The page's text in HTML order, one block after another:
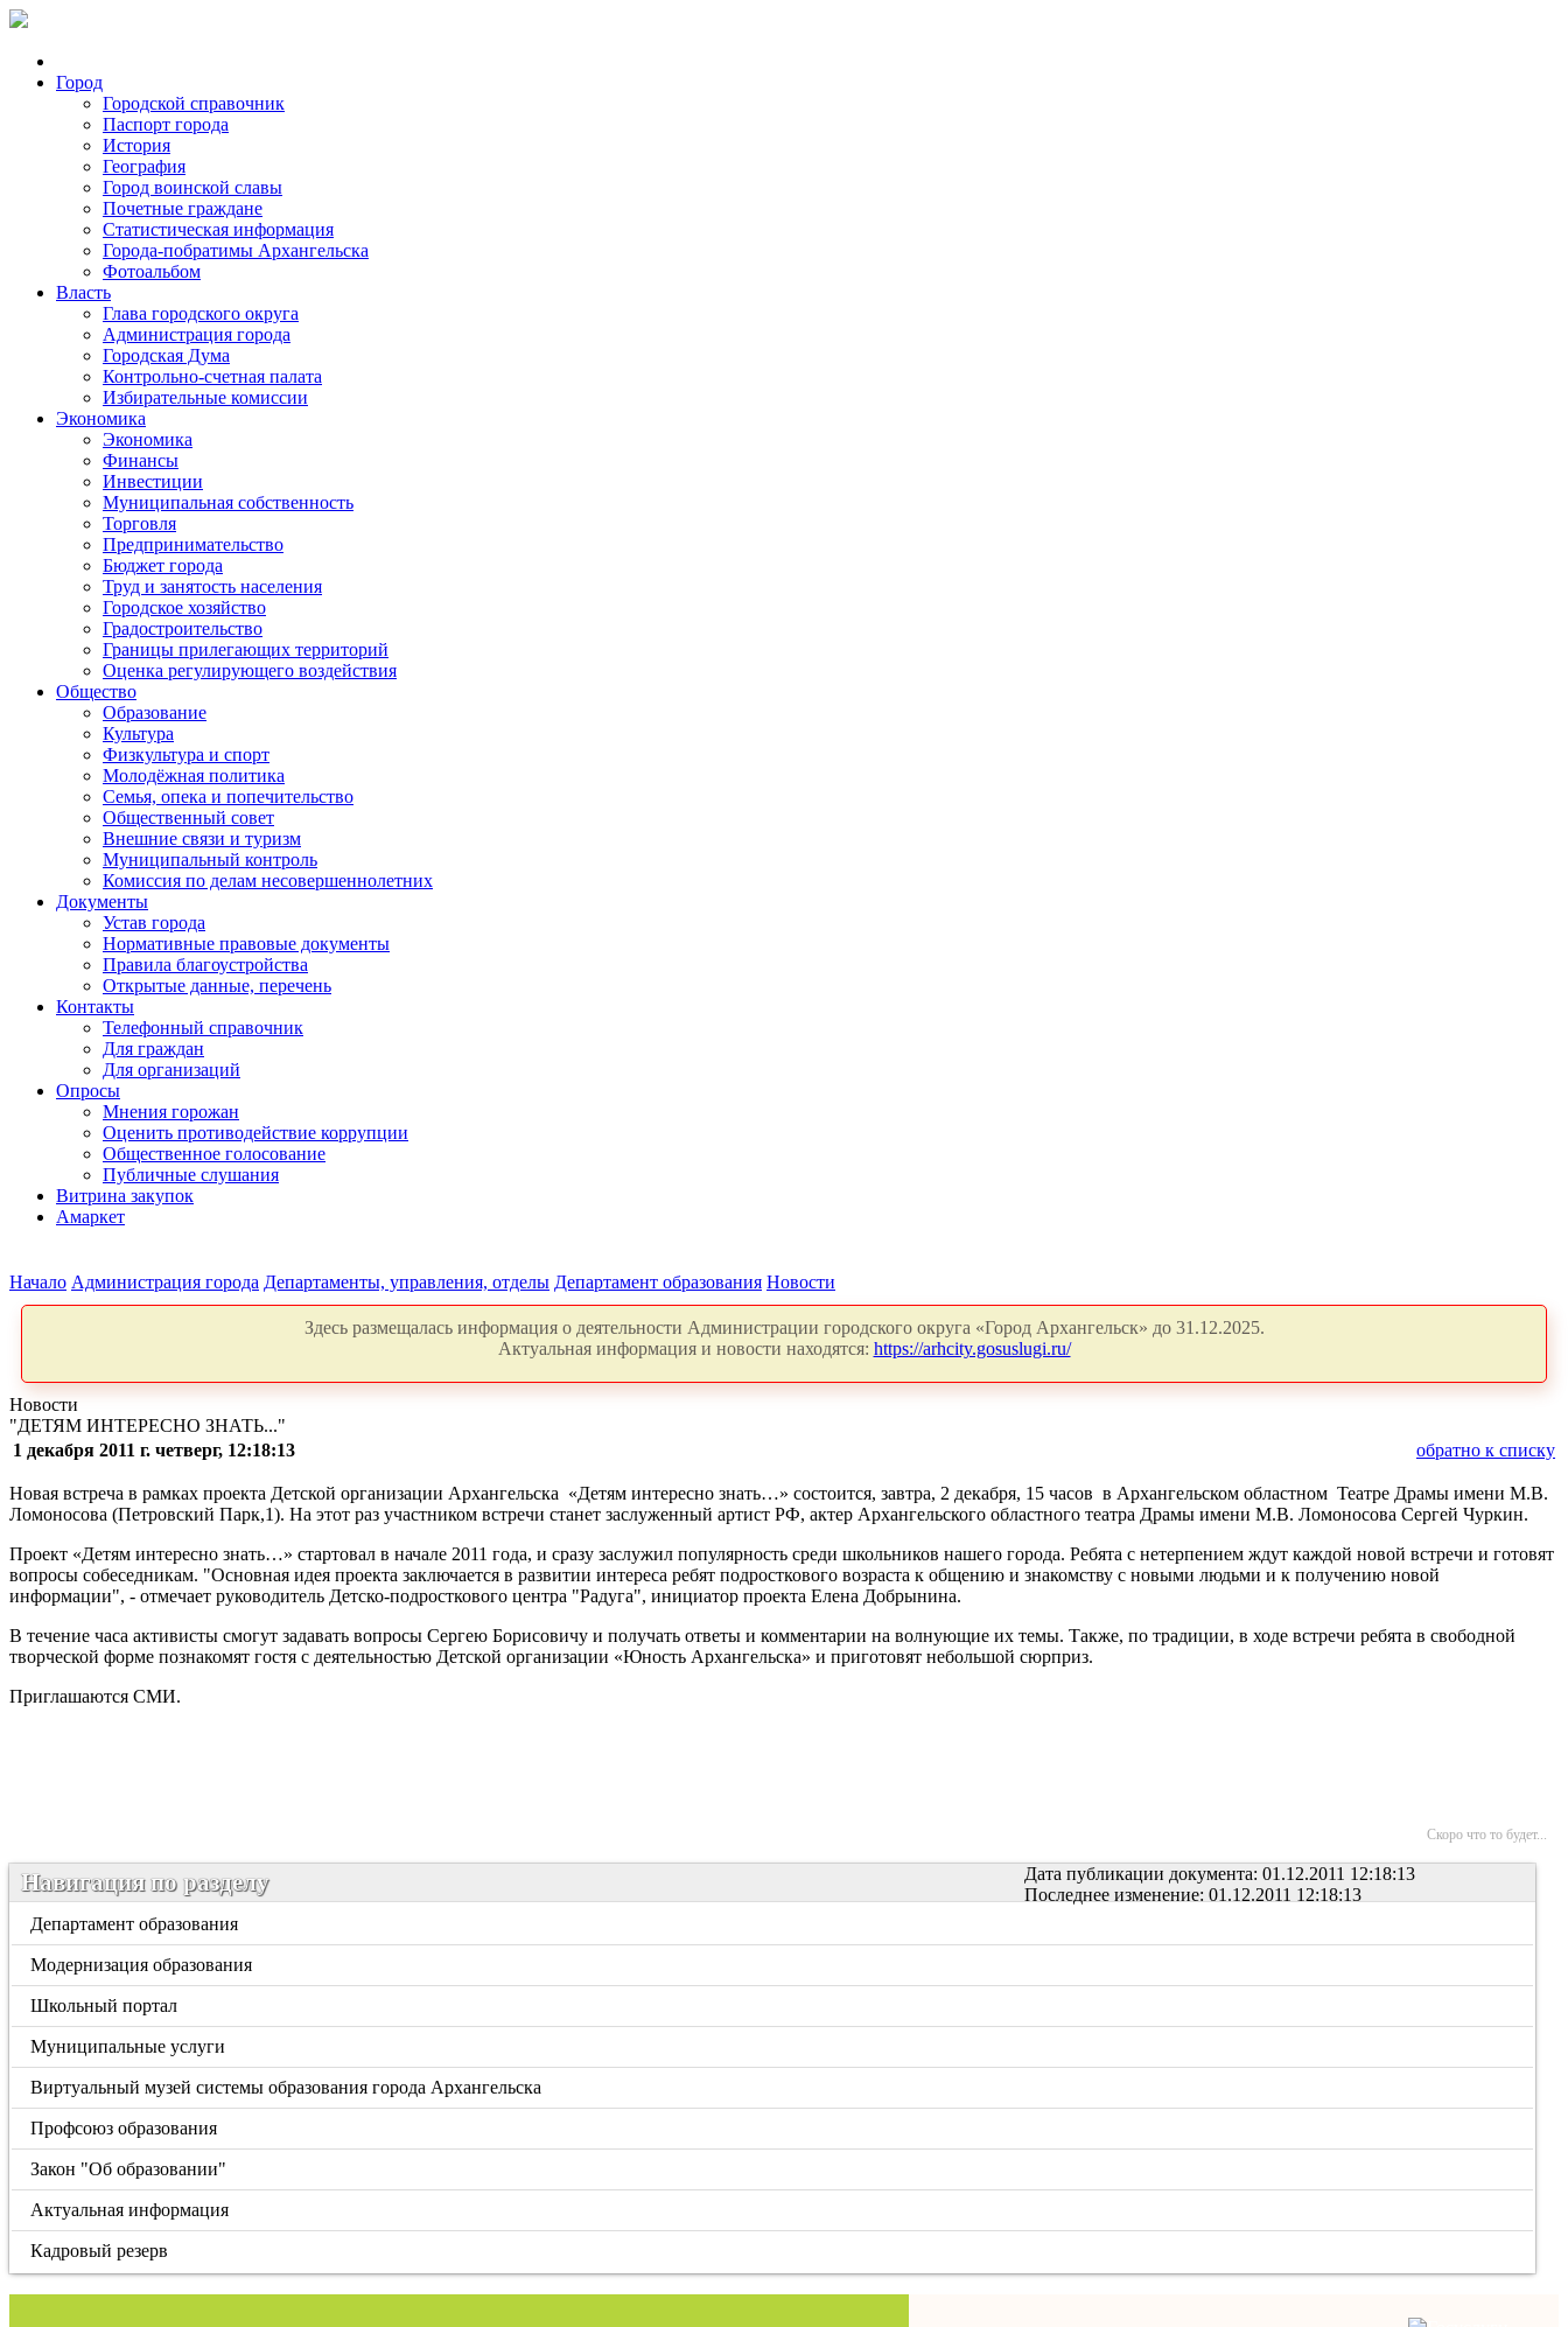
Город
Городской справочник
Паспорт города
История
География
Город воинской славы
Почетные граждане
Статистическая информация
Города-побратимы Архангельска
Фотоальбом
Власть
Глава городского округа
Администрация города
Городская Дума
Контрольно-счетная палата
Избирательные комиссии
Экономика
Экономика
Финансы
Инвестиции
Муниципальная собственность
Торговля
Предпринимательство
Бюджет города
Труд и занятость населения
Городское хозяйство
Градостроительство
Границы прилегающих территорий
Оценка регулирующего воздействия
Общество
Образование
Культура
Физкультура и спорт
Молодёжная политика
Семья, опека и попечительство
Общественный совет
Внешние связи и туризм
Муниципальный контроль
Комиссия по делам несовершеннолетних
Документы
Устав города
Нормативные правовые документы
Правила благоустройства
Открытые данные, перечень
Контакты
Телефонный справочник
Для граждан
Для организаций
Опросы
Мнения горожан
Оценить противодействие коррупции
Общественное голосование
Публичные слушания
Витрина закупок
Амаркет
Начало Администрация города Департаменты, управления, отделы Департамент образования Новости
Здесь размещалась информация о деятельности Администрации городского округа «Город Архангельск» до 31.12.2025.
Актуальная информация и новости находятся: https://arhcity.gosuslugi.ru/
Новости
"ДЕТЯМ ИНТЕРЕСНО ЗНАТЬ..."
1 декабря 2011 г. четверг, 12:18:13
обратно к списку
Новая встреча в рамках проекта Детской организации Архангельска «Детям интересно знать…» состоится, завтра, 2 декабря, 15 часов в Архангельском областном Театре Драмы имени М.В.
Ломоносова (Петровский Парк,1). На этот раз участником встречи станет заслуженный артист РФ, актер Архангельского областного театра Драмы имени М.В. Ломоносова Сергей Чуркин.
Проект «Детям интересно знать…» стартовал в начале 2011 года, и сразу заслужил популярность среди школьников нашего города. Ребята с нетерпением ждут каждой новой встречи и готовят
вопросы собеседникам. "Основная идея проекта заключается в развитии интереса ребят подросткового возраста к общению и знакомству с новыми людьми и к получению новой
информации", - отмечает руководитель Детско-подросткового центра "Радуга", инициатор проекта Елена Добрынина.
В течение часа активисты смогут задавать вопросы Сергею Борисовичу и получать ответы и комментарии на волнующие их темы. Также, по традиции, в ходе встречи ребята в свободной
творческой форме познакомят гостя с деятельностью Детской организации «Юность Архангельска» и приготовят небольшой сюрприз.
Приглашаются СМИ.
Скоро что то будет...
Дата публикации документа: 01.12.2011 12:18:13
Последнее изменение: 01.12.2011 12:18:13
Навигация по разделу
Департамент образования
Модернизация образования
Школьный портал
Муниципальные услуги
Виртуальный музей системы образования города Архангельска
Профсоюз образования
Закон "Об образовании"
Актуальная информация
Кадровый резерв